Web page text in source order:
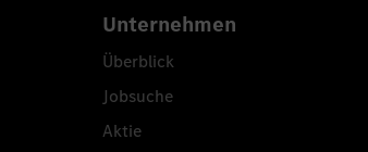
Unternehmen
Überblick
Jobsuche
Aktie